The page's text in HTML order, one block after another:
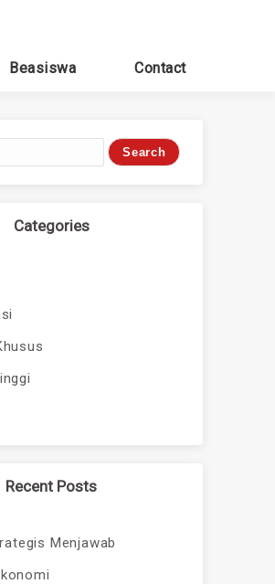
Beasiswa Contact
Categories
Recent Posts
Menjawab